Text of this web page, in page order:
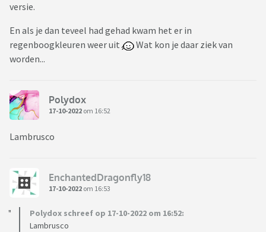
versie.
En als je dan teveel had gehad kwam het er in
regenboogkleuren weer uit
Wat kon je daar ziek van
worden...
Polydox
17-10-2022 om 16:52
Lambrusco
EnchantedDragonfly18
17-10-2022 om 16:53
Polydox schreef op 17-10-2022 om 16:52:
Lambrusco